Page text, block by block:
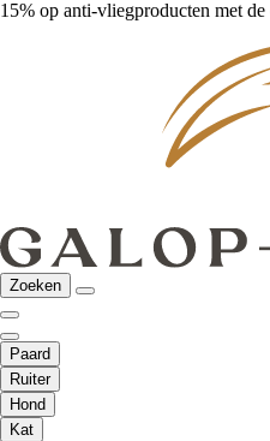
15% op anti-vliegproducten met de
Zoeken
Paard
Ruiter
Hond
Kat